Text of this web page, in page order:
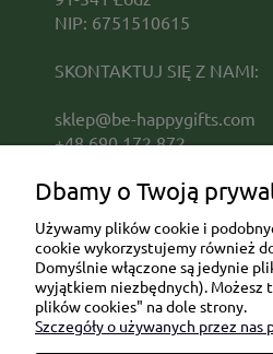
NIP: 6751510615
SKONTAKTUJ SIĘ Z NAMI:
sklep@be-happygifts.com
+48 690 172 872
Dbamy o Twoją
Używamy plików cookie i
cookie wykorzystujemy również
Domyślnie włączone są jedynie
wyjątkiem niezbędnych). Możesz
plików cookies" na dole strony.
Szczegóły o używanych przez